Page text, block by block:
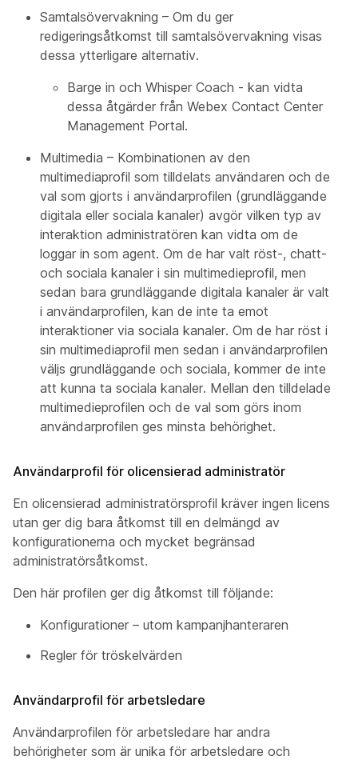
Samtalsövervakning – Om du ger
redigeringsåtkomst till samtalsövervakning visas
dessa ytterligare alternativ.
Barge in och Whisper Coach - kan vidta
dessa åtgärder från Webex Contact Center
Management Portal.
Multimedia – Kombinationen av den
multimediaprofil som tilldelats användaren och de
val som gjorts i användarprofilen (grundläggande
digitala eller sociala kanaler) avgör vilken typ av
interaktion administratören kan vidta om de
loggar in som agent. Om de har valt röst-, chatt-
och sociala kanaler i sin multimedieprofil, men
sedan bara grundläggande digitala kanaler är valt
i användarprofilen, kan de inte ta emot
interaktioner via sociala kanaler. Om de har röst i
sin multimediaprofil men sedan i användarprofilen
väljs grundläggande och sociala, kommer de inte
att kunna ta sociala kanaler. Mellan den tilldelade
multimedieprofilen och de val som görs inom
användarprofilen ges minsta behörighet.
Användarprofil för olicensierad administratör
En olicensierad administratörsprofil kräver ingen licens
utan ger dig bara åtkomst till en delmängd av
konfigurationerna och mycket begränsad
administratörsåtkomst.
Den här profilen ger dig åtkomst till följande:
Konfigurationer – utom kampanjhanteraren
Regler för tröskelvärden
Användarprofil för arbetsledare
Användarprofilen för arbetsledare har andra
behörigheter som är unika för arbetsledare och